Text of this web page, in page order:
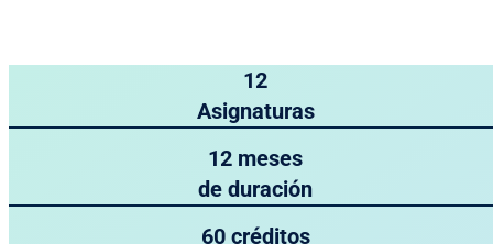
12
Asignaturas
12 meses
de duración
60 créditos